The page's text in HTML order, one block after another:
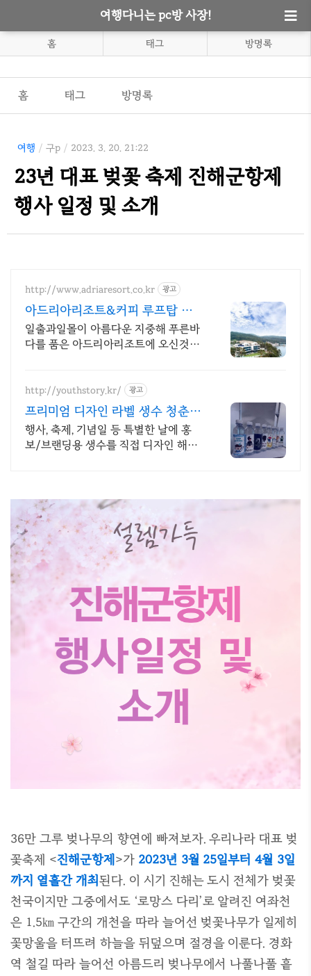
여행다니는 pc방 사장!
홈 태그 방명록
홈 태그 방명록
여행 / 구p / 2023. 3. 20. 21:22
23년 대표 벚꽃 축제 진해군항제
행사 일정 및 소개
http://www.adriaresort.co.kr 광고
아드리아리조트&커피 루프탑 수
영장,루프탑 바베큐
일출과일몰이 아름다운 지중해 푸른바
다를 품은 아드리아리조트에 오신것을
http://youthstory.kr/ 광고
프리미엄 디자인 라벨 생수 청춘스
토리
행사, 축제, 기념일 등 특별한 날에 홍
보/브랜딩용 생수를 직접 디자인 해보
36만 그루 벚나무의 향연에 빠져보자. 우리나라 대표 벚
꽃축제 <진해군항제>가 2023년 3월 25일부터 4월 3일
까지 열흘간 개최된다. 이 시기 진해는 도시 전체가 벚꽃
천국이지만 그중에서도 ‘로망스 다리’로 알려진 여좌천
은 1.5㎞ 구간의 개천을 따라 늘어선 벚꽃나무가 일제히
꽃망울을 터뜨려 하늘을 뒤덮으며 절경을 이룬다. 경화
역 철길 따라 늘어선 아름드리 벚나무에서 나풀나풀 흩